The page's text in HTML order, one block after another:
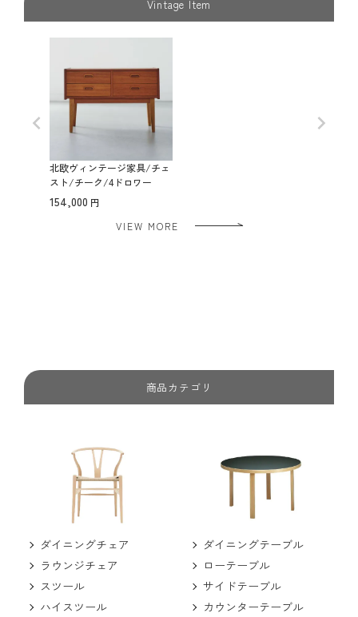
Vintage Item
北欧ヴィンテージ家具/チェ
スト/チーク/4ドロワー
154,000
VIEW MORE
商品カテゴリ
ダイニングチェア
ラウンジチェア
スツール
ハイスツール
ダイニングテーブル
ローテーブル
サイドテーブル
カウンターテーブル